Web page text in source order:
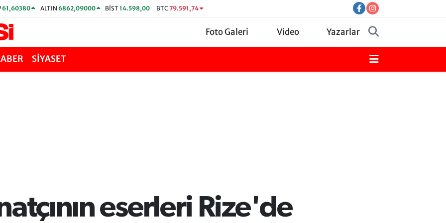
61,60380 ALTIN 6862,09000 BİST14.598,00 BTC 79.591,74
Foto Galeri Video Yazarlar
SİYASET
eserleri Rize'de